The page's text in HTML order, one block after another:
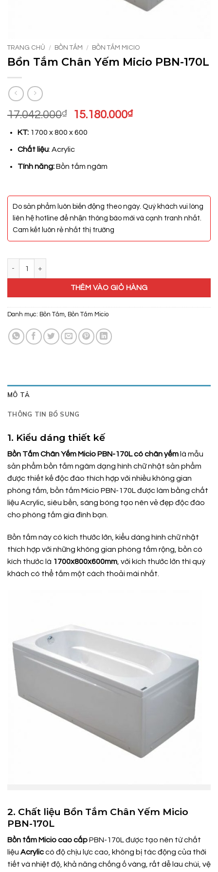
TRANG CHỦ / BỒN TẮM / BỒN TẮM MICIO
Bồn Tắm Chân Yếm Micio PBN-170L
17.042.000₫
Giá
là:
17.042.000₫.
15.180.000₫Giá
KT:1700 x 800 x 600
Chất liệu: Acrylic
Tính năng:Bồn tắm ngâm
Do sản phẩm luôn biến động theo ngày. Quý khách vui lòng
liên hệ hotline để nhận thông báo mới và cạnh tranh nhất.
Cam kết luôn rẻ nhất thị trường
THÊM VÀO GIỎ HÀNG
Danh mục: Bồn Tắm, Bồn Tắm Micio
MÔ TẢ
THÔNG TIN BỔ SUNG
1. Kiểu dáng thiết kế
Bồn Tắm Chân Yếm Micio PBN-170L có chân yếm là mẫu
sản phẩm bồn tắm ngâm dạng hình chữ nhật sản phẩm
được thiết kế độc đáo thích hợp với nhiều không gian
phòng tắm, bồn tắm Micio PBN-170L được làm bằng chất
liệu Acrylic, siêu bền, sáng bóng tạo nên vẻ đẹp độc đáo
cho phòng tắm gia đình bạn.
Bồn tắm này có kích thước lớn, kiểu dáng hình chữ nhật
thích hợp với những không gian phòng tắm rộng, bồn có
kích thước là 1700x800x600mm , với kích thước lớn thì quý
khách có thể tắm một cách thoải mái nhất.
2. Chất liệu Bồn Tắm Chân Yếm Micio
PBN-170L
Bồn tắm Micio cao cấpPBN-170L được tạo nên từ chất
liệu Acryliccó độ chịu lực cao, không bị tác động của thời
tiết và nhiệt độ, khả năng chống ố vàng, rất dễ lau chùi, vệ